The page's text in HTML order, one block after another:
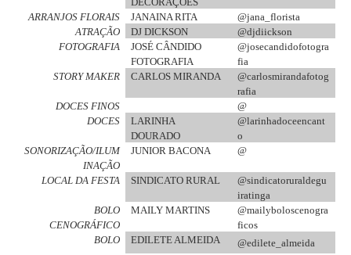
ARRANJOS FLORAIS
JANAINA RITA
@jana_florista
ATRAÇÃO
DJ DICKSON
@djdiickson
FOTOGRAFIA
JOSÉ CÂNDIDO
FOTOGRAFIA
@josecandidofotogra
fia
STORY MAKER
CARLOS MIRANDA
@carlosmirandafotog
rafia
DOCES FINOS
@
DOCES
LARINHA
DOURADO
@larinhadoceencant
o
SONORIZAÇÃO/ILUM
INAÇÃO
JUNIOR BACONA @
LOCAL DA FESTA SINDICATO RURAL
@sindicatoruraldegu
iratinga
BOLO
CENOGRÁFICO
MAILY MARTINS
@mailyboloscenogra
ficos
BOLO
EDILETE ALMEIDA
@edilete_almeida